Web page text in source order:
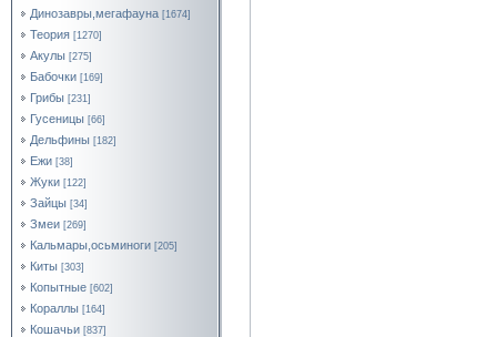
Динозавры,мегафауна [1674]
Теория [1270]
Акулы [275]
Бабочки [169]
Грибы [231]
Гусеницы [66]
Дельфины [182]
Ежи [38]
Жуки [122]
Зайцы [34]
Змеи [269]
Кальмары,осьминоги [205]
Киты [303]
Копытные [602]
Кораллы [164]
Кошачьи [837]